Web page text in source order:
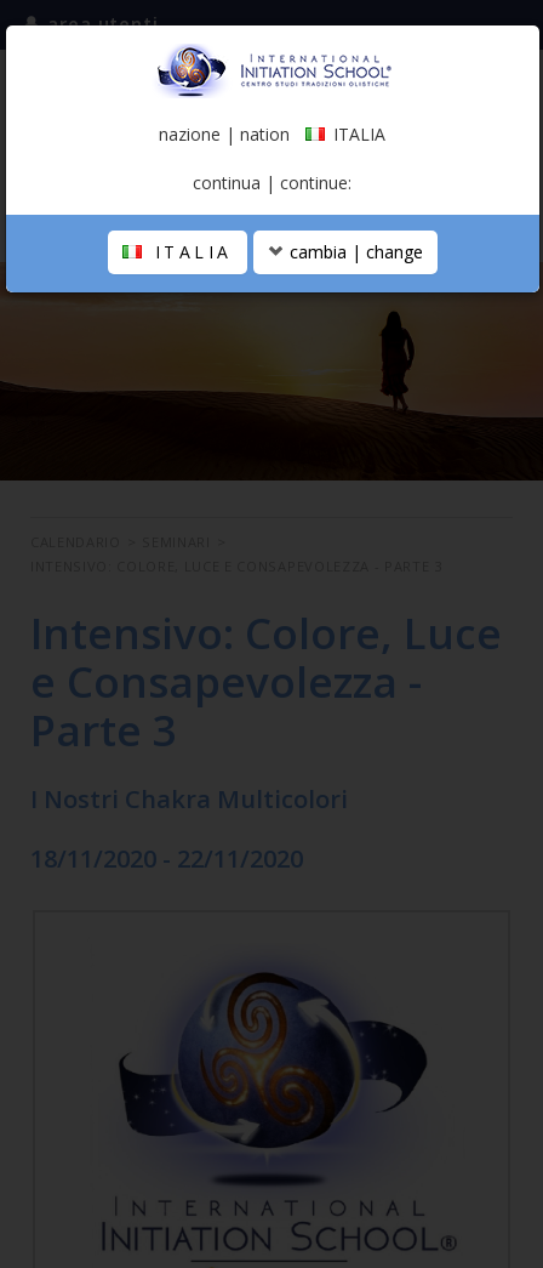
iscriviti alla mailing list
(italiano)
area utenti
LA SCUOLA
Intensivo: Colore, Luce
e Consapevolezza -
Parte 3
I Nostri Chakra Multicolori
18/11/2020 - 22/11/2020
nazione | nation ITALIA
continua | continue:
ITALIA cambia | change